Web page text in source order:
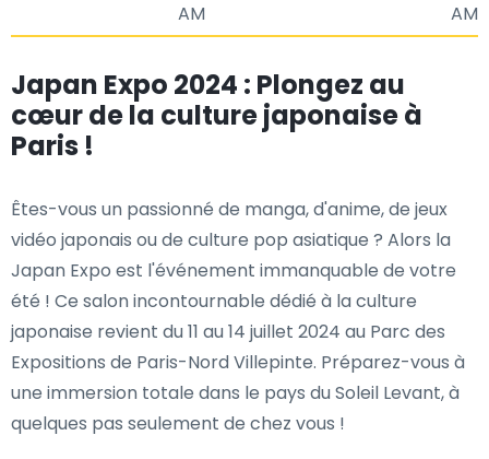
AM
AM
Japan Expo 2024 : Plongez au
cœur de la culture japonaise à
Paris !
Êtes-vous un passionné de manga, d'anime, de jeux
vidéo japonais ou de culture pop asiatique ? Alors la
Japan Expo est l'événement immanquable de votre
été ! Ce salon incontournable dédié à la culture
japonaise revient du 11 au 14 juillet 2024 au Parc des
Expositions de Paris-Nord Villepinte. Préparez-vous à
une immersion totale dans le pays du Soleil Levant, à
quelques pas seulement de chez vous !